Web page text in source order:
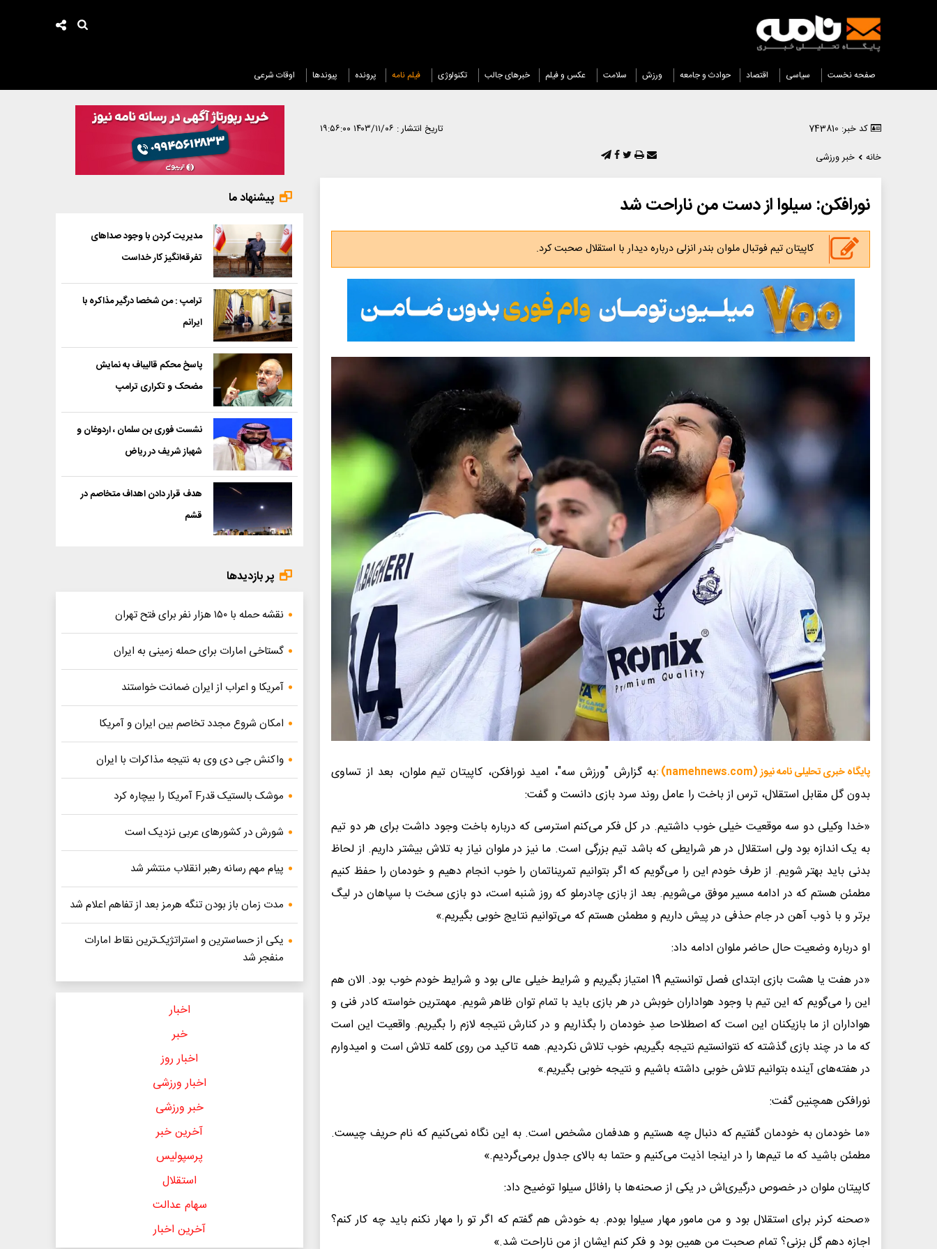
صفحه نخست سیاسی اقتصاد حوادث و جامعه ورزش سلامت عکس و فیلم خبرهای جالب تکنولوژی فیلم نامه پرونده پیوندها اوقات شرعی
کد خبر: 743810 تاریخ انتشار : ۱۴۰۳/۱۱/۰۶ ۱۹:۵۶:۰۰
خانه
خبر ورزشی
نورافکن: سیلوا از دست من ناراحت شد
کاپیتان تیم فوتبال ملوان بندر انزلی درباره دیدار با استقلال صحبت کرد.
پایگاه خبری تحلیلی نامه نیوز (namehnews.com) :
به گزارش "ورزش سه"، امید نورافکن، کاپیتان تیم ملوان، بعد از تساوی
بدون گل مقابل استقلال، ترس از باخت را عامل روند سرد بازی دانست و گفت:
«خدا وکیلی دو سه موقعیت خیلی خوب داشتیم. در کل فکر می‌کنم استرسی که درباره باخت وجود داشت برای هر دو تیم
به یک اندازه بود ولی استقلال در هر شرایطی که باشد تیم بزرگی است. ما نیز در ملوان نیاز به تلاش بیشتر داریم. از لحاظ
بدنی باید بهتر شویم. از طرف خودم این را می‌گویم که اگر بتوانیم تمریناتمان را خوب انجام دهیم و خودمان را حفظ کنیم
مطمئن هستم که در ادامه مسیر موفق می‌شویم. بعد از بازی چادرملو که روز شنبه است، دو بازی سخت با سپاهان در لیگ
برتر و با ذوب آهن در جام حذفی در پیش داریم و مطمئن هستم که می‌توانیم نتایج خوبی بگیریم.»
او درباره وضعیت حال حاضر ملوان ادامه داد:
«در هفت یا هشت بازی ابتدای فصل توانستیم 19 امتیاز بگیریم و شرایط خیلی عالی بود و شرایط خودم خوب بود. الان هم
این را می‌گویم که این تیم با وجود هواداران خوبش در هر بازی باید با تمام توان ظاهر شویم. مهمترین خواسته کادر فنی و
هواداران از ما بازیکنان این است که اصطلاحا صدِ خودمان را بگذاریم و در کنارش نتیجه لازم را بگیریم. واقعیت این است
که ما در چند بازی گذشته که نتوانستیم نتیجه بگیریم، خوب تلاش نکردیم. همه تاکید من روی کلمه تلاش است و امیدوارم
در هفته‌های آینده بتوانیم تلاش خوبی داشته باشیم و نتیجه خوبی بگیریم.»
نورافکن همچنین گفت:
«ما خودمان به خودمان گفتیم که دنبال چه هستیم و هدفمان مشخص است. به این نگاه نمی‌کنیم که نام حریف چیست.
مطمئن باشید که ما تیم‌ها را در اینجا اذیت می‌کنیم و حتما به بالای جدول برمی‌گردیم.»
کاپیتان ملوان در خصوص درگیری‌اش در یکی از صحنه‌ها با رافائل سیلوا توضیح داد:
«صحنه کرنر برای استقلال بود و من مامور مهار سیلوا بودم. به خودش هم گفتم که اگر تو را مهار نکنم باید چه کار کنم؟
اجازه دهم گل بزنی؟ تمام صحبت من همین بود و فکر کنم ایشان از من ناراحت شد.»
پیشنهاد ما
مدیریت کردن با وجود صداهای
تفرقه‌انگیز کار خداست
ترامپ : من شخصا درگیر مذاکره با
ایرانم
پاسخ محکم قالیباف به نمایش
مضحک و تکراری ترامپ
نشست فوری بن سلمان ، اردوغان و
شهباز شریف در ریاض
هدف قرار دادن اهداف متخاصم در
قشم
پر بازدیدها
نقشه حمله با ۱۵۰ هزار نفر برای فتح تهران
گستاخی امارات برای حمله زمینی به ایران
آمریکا و اعراب از ایران ضمانت خواستند
امکان شروع مجدد تخاصم‌ بین ایران و آمریکا
واکنش جی دی وی به نتیجه مذاکرات با ایران
موشک بالستیک قدرF آمریکا را بیچاره کرد
شورش در کشورهای عربی نزدیک است
پیام مهم رسانه رهبر انقلاب منتشر شد
مدت زمان باز بودن تنگه هرمز بعد از تفاهم اعلام شد
یکی از حساسترین و استراتژیک‌ترین نقاط امارات
منفجر شد
اخبار
خبر
اخبار روز
اخبار ورزشی
خبر ورزشی
آخرین خبر
پرسپولیس
استقلال
سهام عدالت
آخرین اخبار